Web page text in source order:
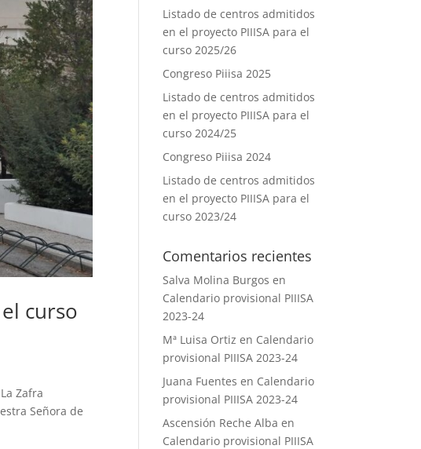
curso
Zafra
Señora de
Listado de centros admitidos
en el proyecto PIIISA para el
curso 2025/26
Congreso Piiisa 2025
Listado de centros admitidos
en el proyecto PIIISA para el
curso 2024/25
Congreso Piiisa 2024
Listado de centros admitidos
en el proyecto PIIISA para el
curso 2023/24
Comentarios recientes
Salva Molina Burgos en
Calendario provisional PIIISA
2023-24
Mª Luisa Ortiz en Calendario
provisional PIIISA 2023-24
Juana Fuentes en Calendario
provisional PIIISA 2023-24
Ascensión Reche Alba en
Calendario provisional PIIISA